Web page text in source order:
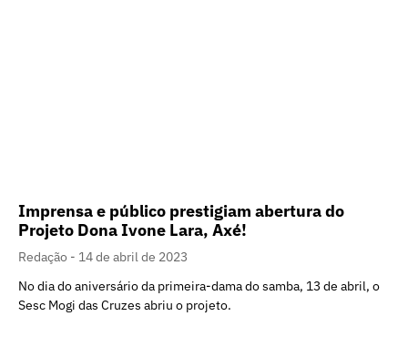
Imprensa e público prestigiam abertura do
Projeto Dona Ivone Lara, Axé!
Redação
14 de abril de 2023
No dia do aniversário da primeira-dama do samba, 13 de abril, o
Sesc Mogi das Cruzes abriu o projeto.